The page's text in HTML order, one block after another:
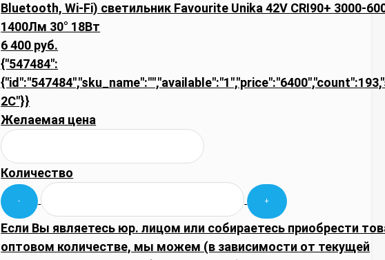
Bluetooth, Wi-Fi) светильник Favourite Unika 42V CRI90+ 3000-
1400Лм 30° 18Вт
6 400 руб.
{"547484":
2C"}}
Желаемая цена
Количество
Если Вы являетесь юр. лицом или собираетесь приобрести
оптовом количестве, мы можем (в зависимости от текущей